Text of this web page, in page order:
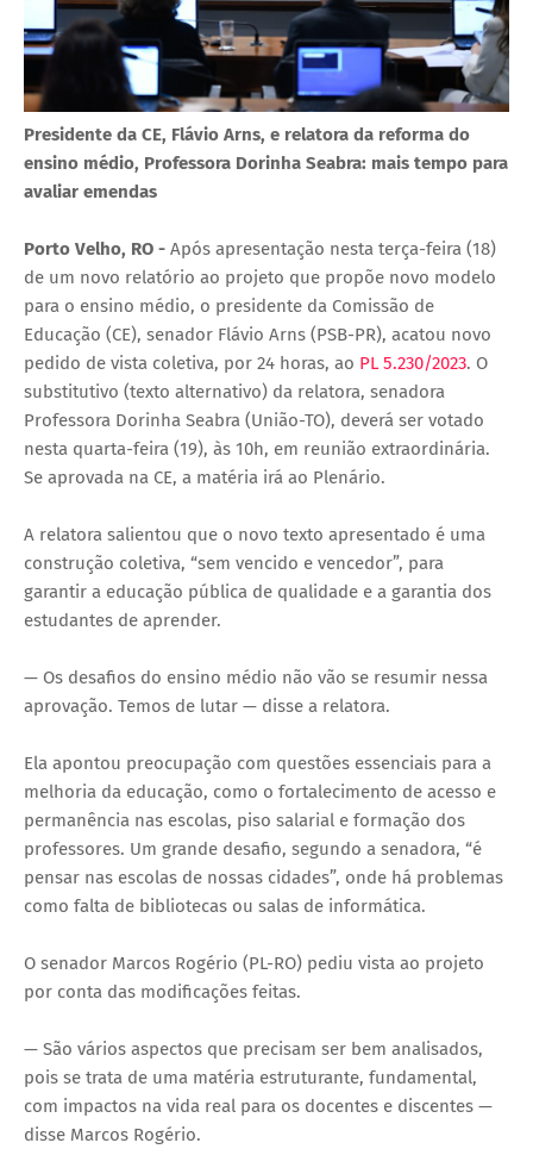
Presidente da CE, Flávio Arns, e relatora da reforma do
ensino médio, Professora Dorinha Seabra: mais tempo para
avaliar emendas
Porto Velho, RO - Após apresentação nesta terça-feira (18)
de um novo relatório ao projeto que propõe novo modelo
para o ensino médio, o presidente da Comissão de
Educação (CE), senador Flávio Arns (PSB-PR), acatou novo
pedido de vista coletiva, por 24 horas, ao PL 5.230/2023. O
substitutivo (texto alternativo) da relatora, senadora
Professora Dorinha Seabra (União-TO), deverá ser votado
nesta quarta-feira (19), às 10h, em reunião extraordinária.
Se aprovada na CE, a matéria irá ao Plenário.
A relatora salientou que o novo texto apresentado é uma
construção coletiva, “sem vencido e vencedor”, para
garantir a educação pública de qualidade e a garantia dos
estudantes de aprender.
— Os desafios do ensino médio não vão se resumir nessa
aprovação. Temos de lutar — disse a relatora.
Ela apontou preocupação com questões essenciais para a
melhoria da educação, como o fortalecimento de acesso e
permanência nas escolas, piso salarial e formação dos
professores. Um grande desafio, segundo a senadora, “é
pensar nas escolas de nossas cidades”, onde há problemas
como falta de bibliotecas ou salas de informática.
O senador Marcos Rogério (PL-RO) pediu vista ao projeto
por conta das modificações feitas.
— São vários aspectos que precisam ser bem analisados,
pois se trata de uma matéria estruturante, fundamental,
com impactos na vida real para os docentes e discentes —
disse Marcos Rogério.